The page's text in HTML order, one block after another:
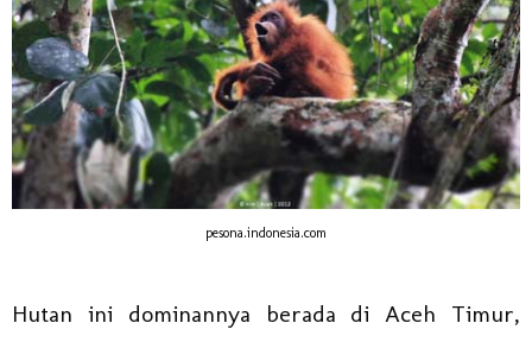
pesona.indonesia.com
Hutan ini dominannya berada di Aceh Timur,